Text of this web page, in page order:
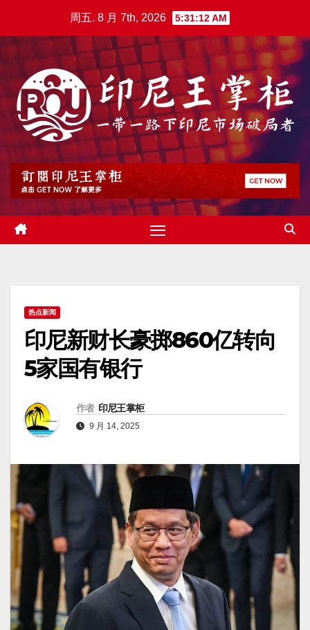
周五. 8 月 7th, 2026 5:31:13 AM
热点新闻
​印尼新财长豪掷860亿转向
5家国有银行
作者 印尼王掌柜
9 月 14, 2025